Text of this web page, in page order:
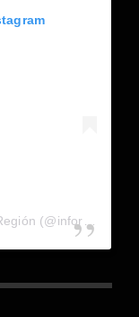
Una publicación compartida por Info Región (@inforegion_redes)